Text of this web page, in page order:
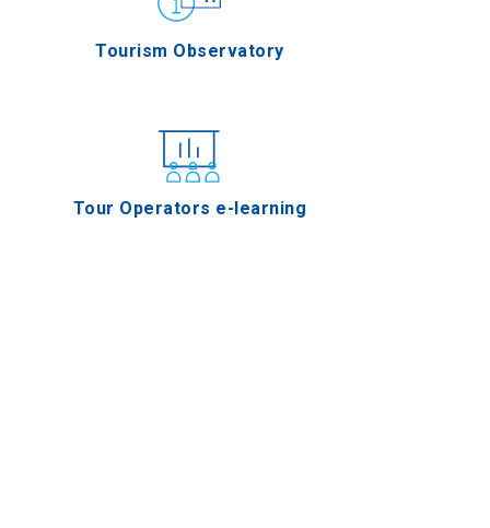
Tourism Observatory
Tour Operators e-learning